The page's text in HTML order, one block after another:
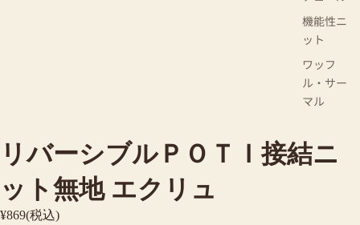
機能性ニ
ット
ワッフ
ル・サー
マル
リバーシブルＰＯＴＩ接結ニ
ット無地 エクリュ
¥869(税込)